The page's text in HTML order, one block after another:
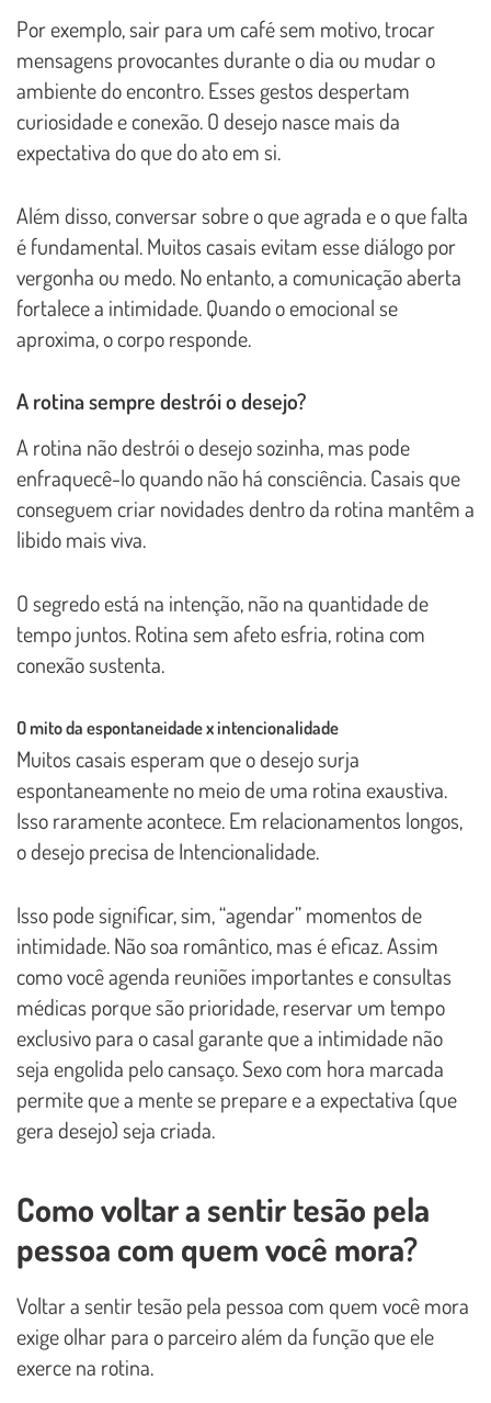
Por exemplo, sair para um café sem motivo, trocar
mensagens provocantes durante o dia ou mudar o
ambiente do encontro. Esses gestos despertam
curiosidade e conexão. O desejo nasce mais da
expectativa do que do ato em si.
Além disso, conversar sobre o que agrada e o que falta
é fundamental. Muitos casais evitam esse diálogo por
vergonha ou medo. No entanto, a comunicação aberta
fortalece a intimidade. Quando o emocional se
aproxima, o corpo responde.
A rotina sempre destrói o desejo?
A rotina não destrói o desejo sozinha, mas pode
enfraquecê-lo quando não há consciência. Casais que
conseguem criar novidades dentro da rotina mantêm a
libido mais viva.
O segredo está na intenção, não na quantidade de
tempo juntos. Rotina sem afeto esfria, rotina com
conexão sustenta.
O mito da espontaneidade x intencionalidade
Muitos casais esperam que o desejo surja
espontaneamente no meio de uma rotina exaustiva.
Isso raramente acontece. Em relacionamentos longos,
o desejo precisa de Intencionalidade.
Isso pode significar, sim, “agendar” momentos de
intimidade. Não soa romântico, mas é eficaz. Assim
como você agenda reuniões importantes e consultas
médicas porque são prioridade, reservar um tempo
exclusivo para o casal garante que a intimidade não
seja engolida pelo cansaço. Sexo com hora marcada
permite que a mente se prepare e a expectativa (que
gera desejo) seja criada.
Como voltar a sentir tesão pela
pessoa com quem você mora?
Voltar a sentir tesão pela pessoa com quem você mora
exige olhar para o parceiro além da função que ele
exerce na rotina.